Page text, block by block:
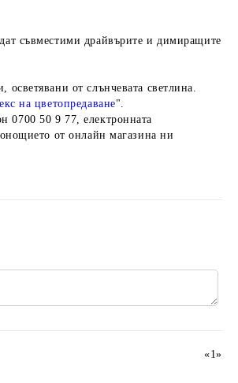
съвместими драйвърите и димиращите
осветявани от слънчевата светлина.
на цветопредаване".
0700 50 9 77, електронната
от онлайн магазина ни
«1»